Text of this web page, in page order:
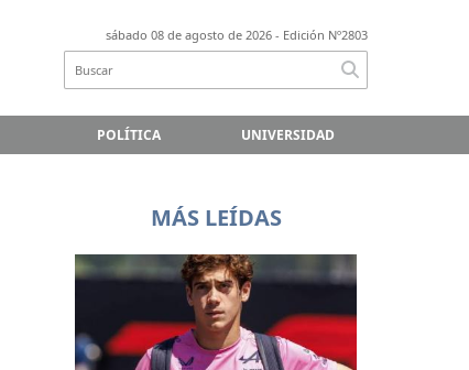
sábado 08 de agosto de 2026 - Edición Nº2803
POLÍTICA UNIVERSIDAD
MÁS LEÍDAS